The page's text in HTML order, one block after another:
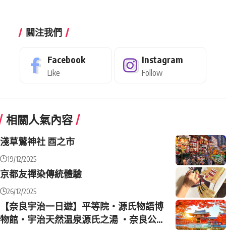
關注我們
Facebook
Like
Instagram
Follow
相關人氣內容
淺草鷲神社 酉之市
19/12/2025
京都友禪染傳統體驗
26/12/2025
【奈良宇治一日遊】平等院・源氏物語博
物館・宇治天然温泉源氏之湯 ・奈良公